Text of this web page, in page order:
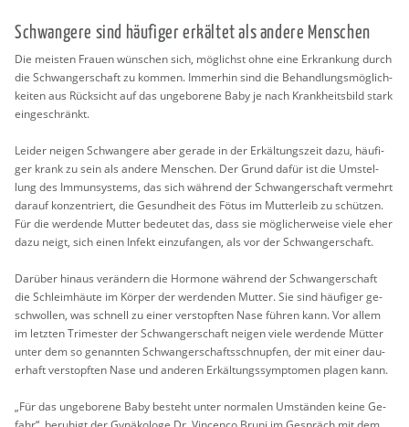
Schwan­ge­re sind häu­fi­ger er­käl­tet als an­de­re Men­schen
Die meis­ten Frau­en wün­schen sich, mög­lichst ohne eine Er­kran­kung durch
die Schwan­ger­schaft zu kom­men. Im­mer­hin sind die Be­hand­lungs­mög­lich­
kei­ten aus Rück­sicht auf das un­ge­bo­re­ne Baby je nach Krank­heits­bild stark
ein­ge­schränkt.
Lei­der nei­gen Schwan­ge­re aber ge­ra­de in der Er­käl­tungs­zeit dazu, häu­fi­
ger krank zu sein als an­de­re Men­schen. Der Grund dafür ist die Um­stel­
lung des Im­mun­sys­tems, das sich wäh­rend der Schwan­ger­schaft ver­mehrt
dar­auf kon­zen­triert, die Ge­sund­heit des Fötus im Mut­ter­leib zu schüt­zen.
Für die wer­den­de Mut­ter be­deu­tet das, dass sie mög­li­cher­wei­se viele eher
dazu neigt, sich einen In­fekt ein­zu­fan­gen, als vor der Schwan­ger­schaft.
Dar­über hin­aus ver­än­dern die Hor­mo­ne wäh­rend der Schwan­ger­schaft
die Schleim­häu­te im Kör­per der wer­den­den Mut­ter. Sie sind häu­fi­ger ge­
schwol­len, was schnell zu einer ver­stopf­ten Nase füh­ren kann. Vor allem
im letz­ten Tri­mes­ter der Schwan­ger­schaft nei­gen viele wer­den­de Müt­ter
unter dem so ge­nann­ten Schwan­ger­schafts­schnup­fen, der mit einer dau­
er­haft ver­stopf­ten Nase und an­de­ren Er­käl­tungs­sym­pto­men pla­gen kann.
„Für das un­ge­bo­re­ne Baby be­steht unter nor­ma­len Um­stän­den keine Ge­